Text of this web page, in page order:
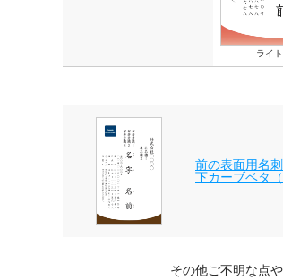
ライ
前の表面用名
下カーブベタ（
その他ご不明な点